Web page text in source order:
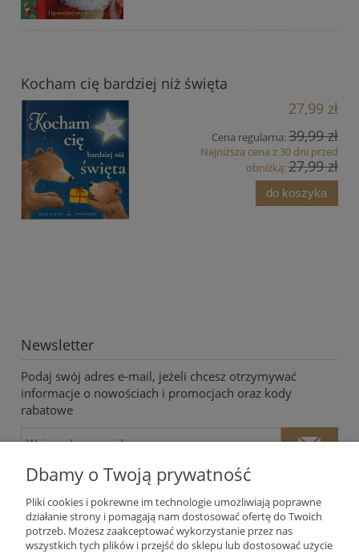
Kocham cię bardziej niż święta
27,99 zł
Cena regularna:39,99 zł
Najniższa cena z 30 dni przed
obniżką:27,99 zł
do koszyka
Newsletter
Podaj swój adres e-mail, jeżeli chcesz otrzymywać
informacje o nowościach i promocjach oraz kody
rabatowe
Twoje dane będą przetwarzane zgodnie z nasząpolityką
Dbamy o Twoją prywatność
Pliki cookies i pokrewne im technologie umożliwiają poprawne
działanie strony i pomagają nam dostosować ofertę do Twoich
potrzeb. Możesz zaakceptować wykorzystanie przez nas
wszystkich tych plików i przejść do sklepu lub dostosować użycie